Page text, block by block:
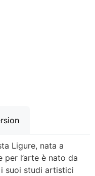
Ligure, nata a
per l’arte è nato da
suoi studi artistici